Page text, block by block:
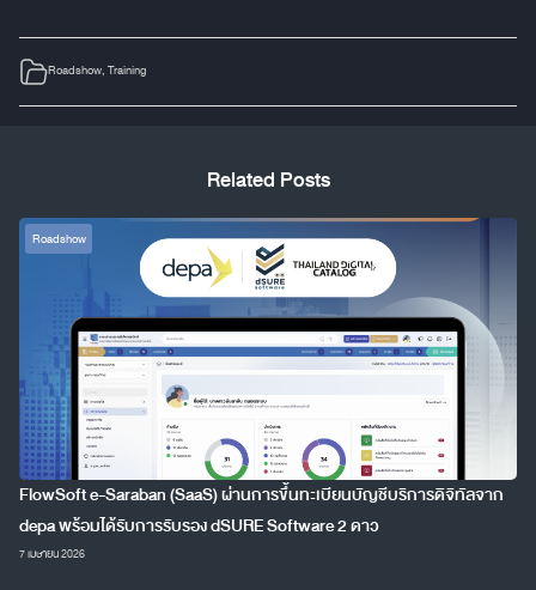
Roadshow,Training
Related Posts
Roadshow
FlowSoft e-Saraban (SaaS) ผ่านการขึ้นทะเบียนบัญชีบริการดิจิทัลจาก
depa พร้อมได้รับการรับรอง dSURE Software 2 ดาว
7 เมษายน 2026